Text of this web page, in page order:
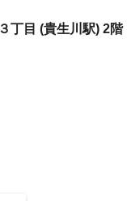
丁目 (貴生川駅) 2階